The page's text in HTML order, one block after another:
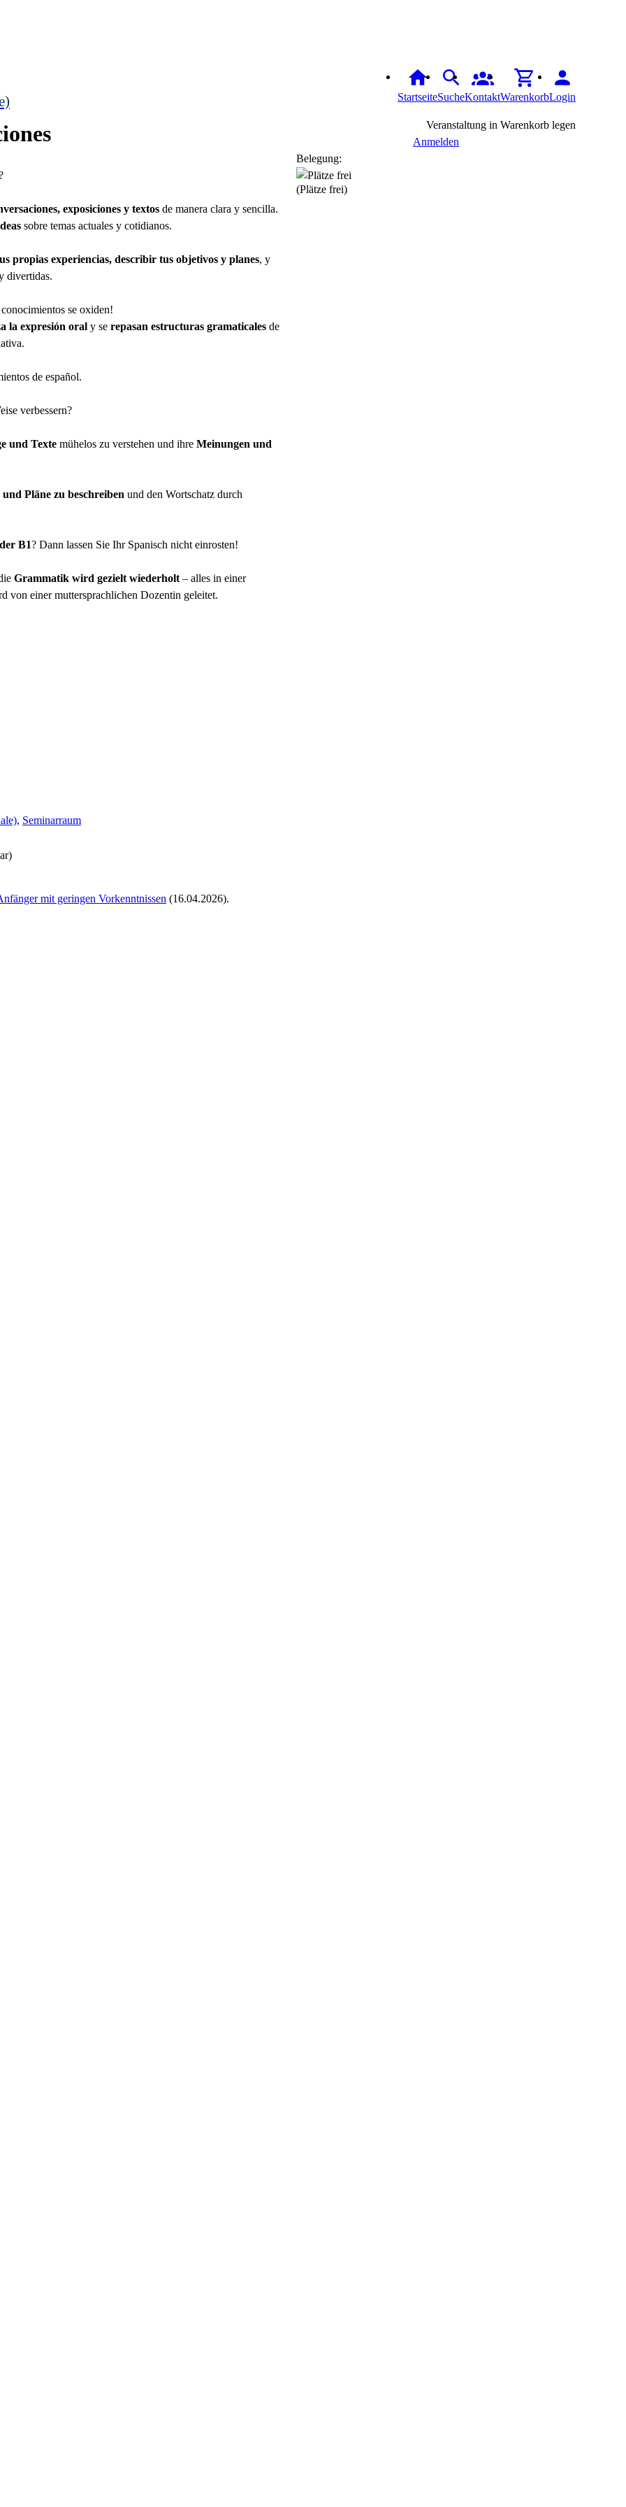
StartseiteSucheKontaktWarenkorbLogin
exposiciones y textos de manera clara y sencilla.
sobre temas actuales y cotidianos.
propias experiencias, describir tus objetivos y planes, y
divertidas.
se oxiden!
la expresión oral y se repasan estructuras gramaticales de
de español.
verbessern?
und Texte mühelos zu verstehen und ihre Meinungen und
Pläne zu beschreiben und den Wortschatz durch
B1? Dann lassen Sie Ihr Spanisch nicht einrosten!
Grammatik wird gezielt wiederholt – alles in einer
von einer muttersprachlichen Dozentin geleitet.
, Seminarraum
Veranstaltung in Warenkorb legen
Anmelden
Belegung:
(Plätze frei)
mit geringen Vorkenntnissen (16.04.2026).